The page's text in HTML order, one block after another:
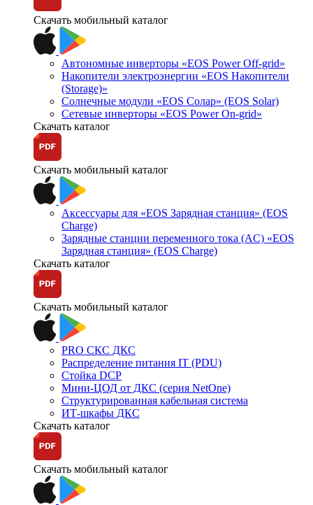
Скачать мобильный каталог
Автономные инверторы «EOS Power Off-grid»
Накопители электроэнергии «EOS Накопители
(Storage)»
Солнечные модули «EOS Солар» (EOS Solar)
Сетевые инверторы «EOS Power On-grid»
Скачать каталог
Скачать мобильный каталог
Аксессуары для «EOS Зарядная станция» (EOS
Charge)
Зарядные станции переменного тока (AC) «EOS
Зарядная станция» (EOS Charge)
Скачать каталог
Скачать мобильный каталог
PRO СКС ДКС
Распределение питания IT (PDU)
Стойка DCP
Мини-ЦОД от ДКС (серия NetOne)
Структурированная кабельная система
ИТ-шкафы ДКС
Скачать каталог
Скачать мобильный каталог